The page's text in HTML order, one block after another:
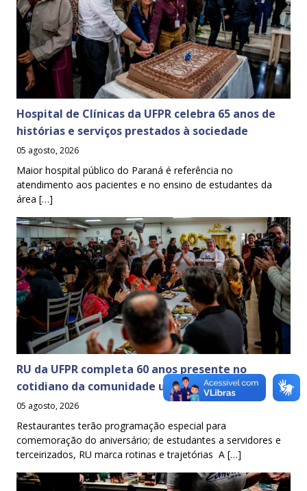
Hospital de Clínicas da UFPR celebra 65 anos de
histórias e serviços prestados à sociedade
05 agosto, 2026
Maior hospital público do Paraná é referência no
atendimento aos pacientes e no ensino de estudantes da
área […]
RU da UFPR completa 60 anos presente no
cotidiano da comunidade universitária
05 agosto, 2026
Restaurantes terão programação especial para
comemoração do aniversário; de estudantes a servidores e
terceirizados, RU marca rotinas e trajetórias A […]